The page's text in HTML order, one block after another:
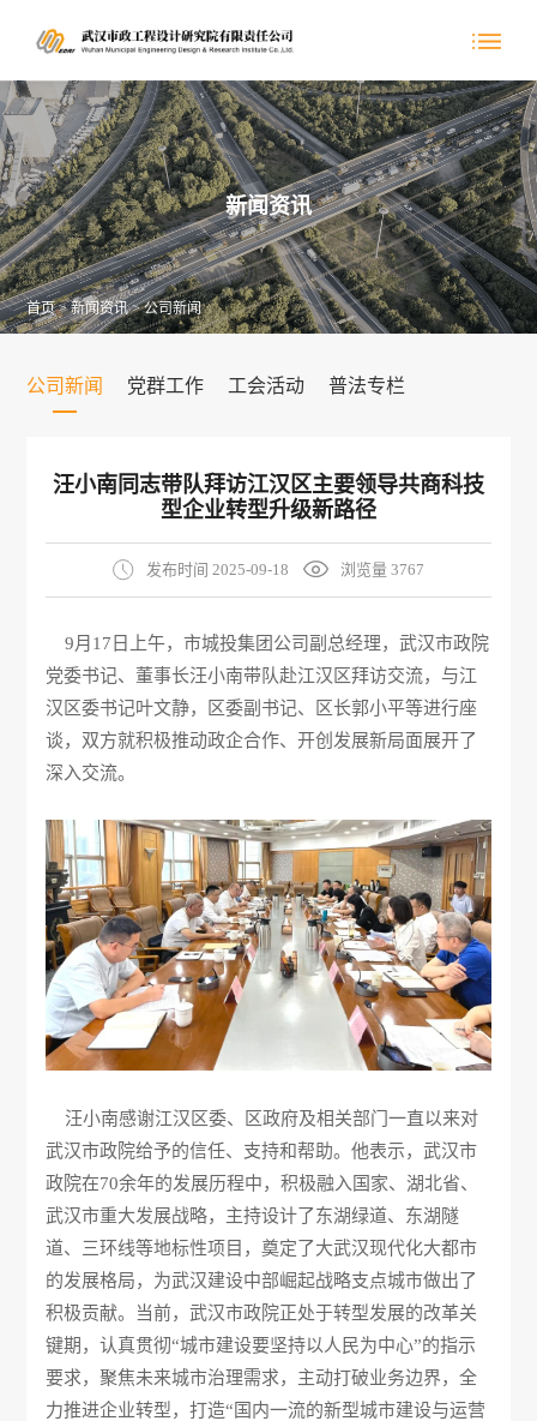
新闻资讯
首页>新闻资讯>公司新闻
公司新闻 党群工作 工会活动 普法专栏
汪小南同志带队拜访江汉区主要领导共商科技
型企业转型升级新路径
发布时间 2025-09-18 浏览量 3767
9月17日上午，市城投集团公司副总经理，武汉市政院
党委书记、董事长汪小南带队赴江汉区拜访交流，与江
汉区委书记叶文静，区委副书记、区长郭小平等进行座
谈，双方就积极推动政企合作、开创发展新局面展开了
深入交流。
汪小南感谢江汉区委、区政府及相关部门一直以来对
武汉市政院给予的信任、支持和帮助。他表示，武汉市
政院在70余年的发展历程中，积极融入国家、湖北省、
武汉市重大发展战略，主持设计了东湖绿道、东湖隧
道、三环线等地标性项目，奠定了大武汉现代化大都市
的发展格局，为武汉建设中部崛起战略支点城市做出了
积极贡献。当前，武汉市政院正处于转型发展的改革关
键期，认真贯彻“城市建设要坚持以人民为中心”的指示
要求，聚焦未来城市治理需求，主动打破业务边界，全
力推进企业转型，打造“国内一流的新型城市建设与运营